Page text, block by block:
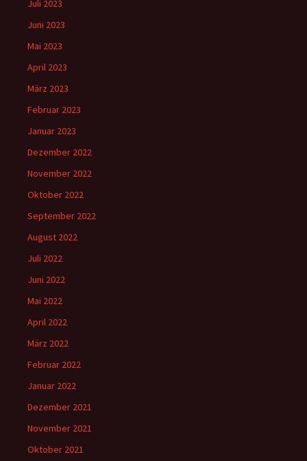
Juli 2023
Juni 2023
Mai 2023
April 2023
März 2023
Februar 2023
Januar 2023
Dezember 2022
November 2022
Oktober 2022
September 2022
August 2022
Juli 2022
Juni 2022
Mai 2022
April 2022
März 2022
Februar 2022
Januar 2022
Dezember 2021
November 2021
Oktober 2021